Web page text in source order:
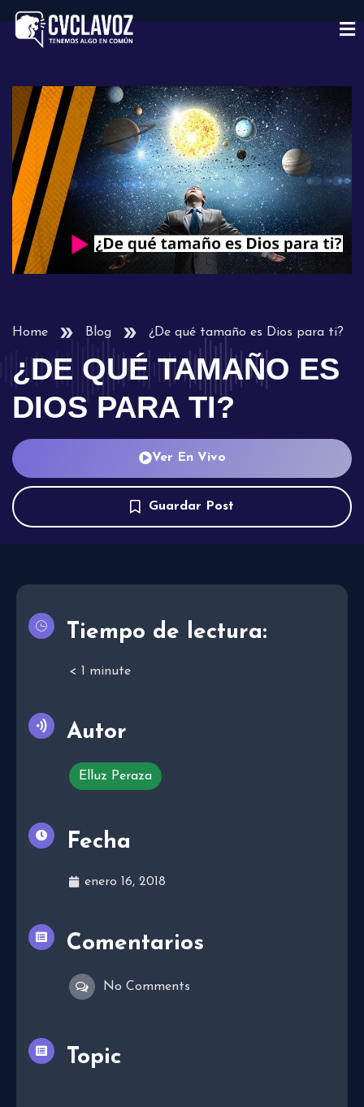
Home Blog ¿De qué tamaño es Dios para ti?
¿DE QUÉ TAMAÑO ES
DIOS PARA TI?
Ver En Vivo
Guardar Post
Tiempo de lectura:
< 1 minute
Autor
Elluz Peraza
Fecha
enero 16, 2018
Comentarios
No Comments
Topic